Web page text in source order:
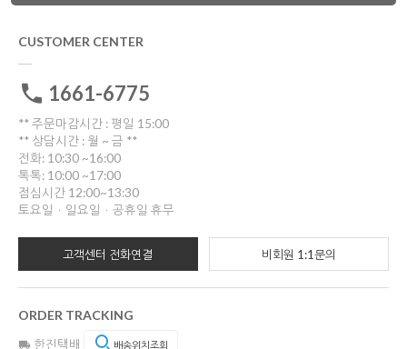
CUSTOMER CENTER
1661-6775
** 주문마감시간 : 평일 15:00
** 상담시간 : 월 ~ 금 **
전화: 10:30 ~16:00
톡톡: 10:00 ~17:00
점심시간 12:00~13:30
토요일ㆍ일요일ㆍ공휴일 휴무
고객센터 전화연결 비회원 1:1문의
ORDER TRACKING
한진택배 배송위치조회